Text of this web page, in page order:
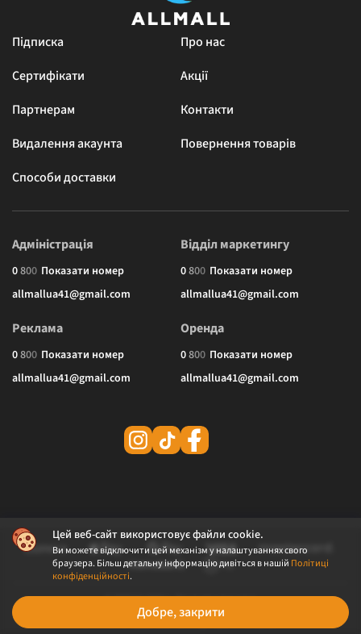
Цей веб-сайт використовує файли cookie.
Ви можете відключити цей механізм у налаштуваннях свого
браузера. Більш детальну інформацію дивіться в нашій Політиці
конфіденційності.
Добре, закрити
Підписка
Про нас
Сертифікати
Акції
Партнерам
Контакти
Видалення акаунта
Повернення товарів
Способи доставки
Адміністрація
0800 Показати номер
allmallua41@gmail.com
Відділ маркетингу
0800 Показати номер
allmallua41@gmail.com
Реклама
0800 Показати номер
allmallua41@gmail.com
Оренда
0800 Показати номер
allmallua41@gmail.com
© 2026 ALLMALL. Всі права захищені.
Політика конфіденційності